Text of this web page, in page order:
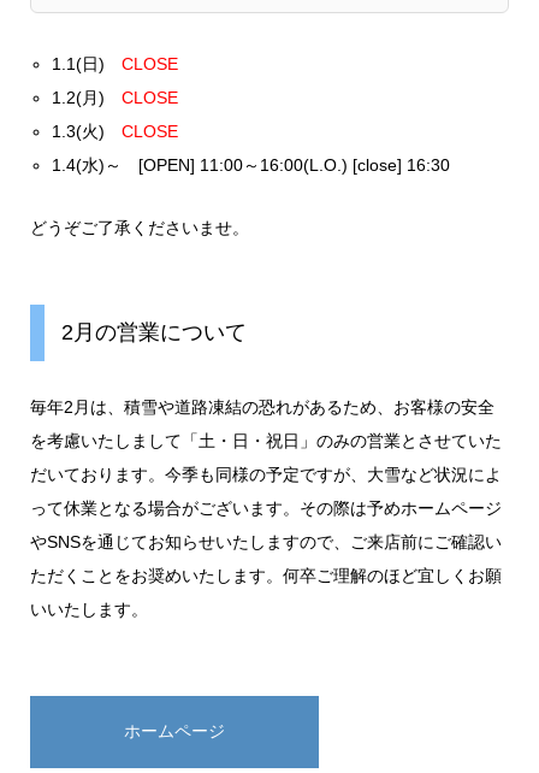
1.1(日)CLOSE
1.2(月)CLOSE
1.3(火)CLOSE
1.4(水)～ [OPEN] 11:00～16:00(L.O.) [close] 16:30
どうぞご了承くださいませ。
2月の営業について
毎年2月は、積雪や道路凍結の恐れがあるため、お客様の安全
を考慮いたしまして「土・日・祝日」のみの営業とさせていた
だいております。今季も同様の予定ですが、大雪など状況によ
って休業となる場合がございます。その際は予めホームページ
やSNSを通じてお知らせいたしますので、ご来店前にご確認い
ただくことをお奨めいたします。何卒ご理解のほど宜しくお願
いいたします。
ホームページ